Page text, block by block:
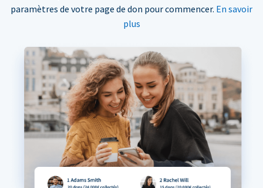
paramètres de votre page de don pour commencer. En savoir
plus